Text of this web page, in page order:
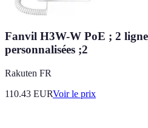
Fanvil H3W-W PoE ; 2
personnalisées ;2
Rakuten FR
110.43 EURVoir le prix